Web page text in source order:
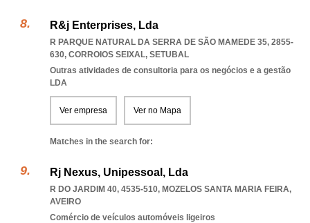
R&j Enterprises, Lda
R PARQUE NATURAL DA SERRA DE SÃO MAMEDE 35, 2855-
630, CORROIOS SEIXAL, SETUBAL
Outras atividades de consultoria para os negócios e a gestão
LDA
Ver empresa Ver no Mapa
Matches in the search for:
Rj Nexus, Unipessoal, Lda
R DO JARDIM 40, 4535-510, MOZELOS SANTA MARIA FEIRA,
AVEIRO
Comércio de veículos automóveis ligeiros